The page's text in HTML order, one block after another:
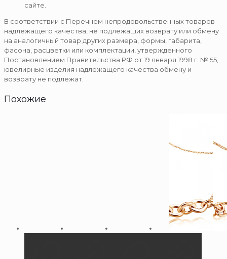
сайте.
В соответствии с Перечнем непродовольственных товаров
надлежащего качества, не подлежащих возврату или обмену
на аналогичный товар других размера, формы, габарита,
фасона, расцветки или комплектации, утвержденного
Постановлением Правительства РФ от 19 января 1998 г. № 55,
ювелирные изделия надлежащего качества обмену и
возврату не подлежат.
Похожие